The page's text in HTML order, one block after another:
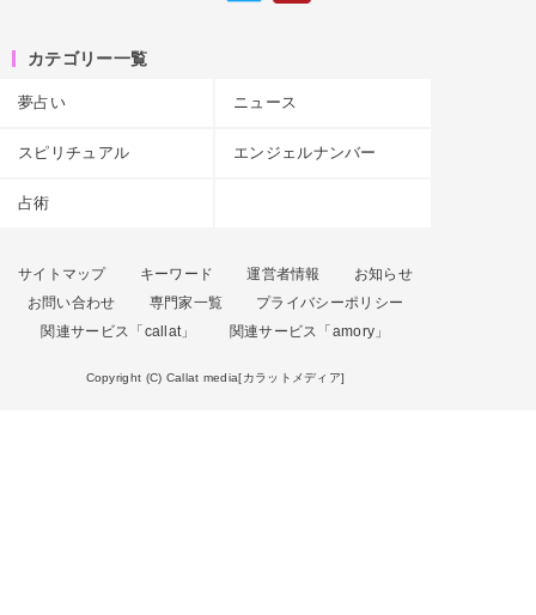
カテゴリー一覧
夢占い ニュース
スピリチュアル エンジェルナンバー
占術
サイトマップ キーワード 運営者情報
お知らせ
お問い合わせ
専門家一覧
プライバシーポリシー
関連サービス「callat」
関連サービス「amory」
Copyright (C) Callat media[カラットメディア]